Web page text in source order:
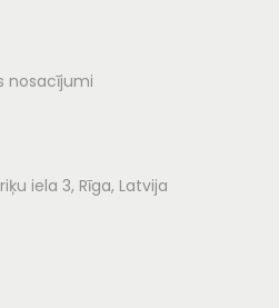
nosacījumi
iela 3, Rīga, Latvija